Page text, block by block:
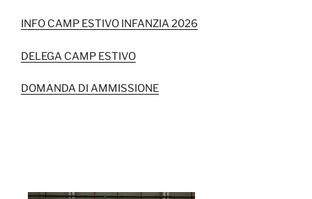
INFO CAMP ESTIVO INFANZIA 2026
DELEGA CAMP ESTIVO
DOMANDA DI AMMISSIONE